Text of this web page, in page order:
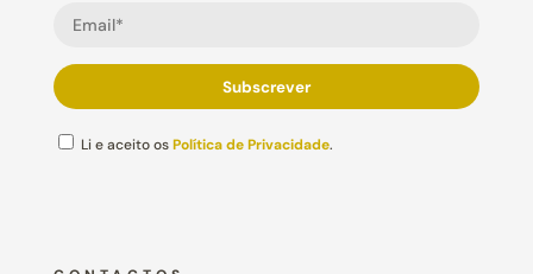
Li e aceito osPolítica de Privacidade.